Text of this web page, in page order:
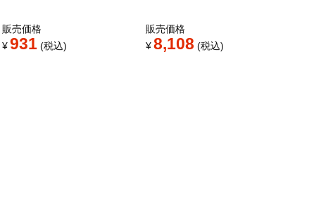
販売価格
¥931 税込
販売価格
¥8,108 税込